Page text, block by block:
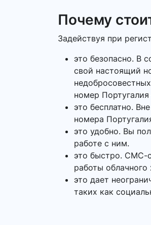
Почему
Задействуя при
это безопасно. В
свой настоящий
номер
это бесплатно.
номера
это удобно. Вы
работе с ним.
это быстро. СМС-
работы
это дает
таких как